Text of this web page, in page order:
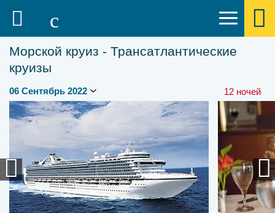
Морской круиз - Трансатлантические
круизы
12 ночей